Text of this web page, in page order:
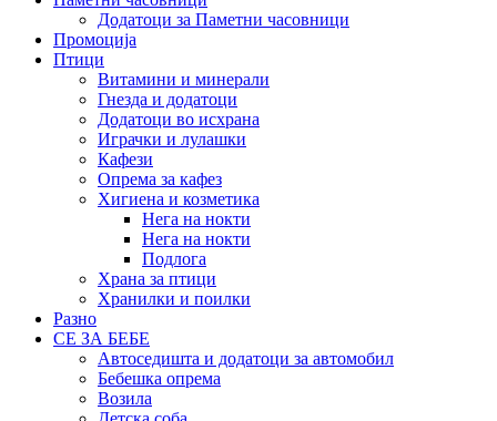
Додатоци за Паметни часовници
Промоција
Птици
Витамини и минерали
Гнезда и додатоци
Додатоци во исхрана
Играчки и лулашки
Кафези
Опрема за кафез
Хигиена и козметика
Нега на нокти
Нега на нокти
Подлога
Храна за птици
Хранилки и поилки
Разно
СЕ ЗА БЕБЕ
Автоседишта и додатоци за автомобил
Бебешка опрема
Возила